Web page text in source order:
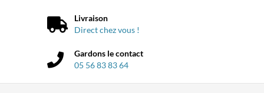
Livraison
Direct chez vous !
Gardons le contact
05 56 83 83 64